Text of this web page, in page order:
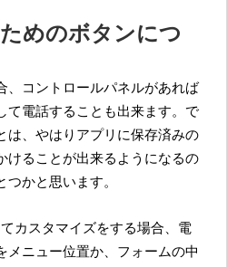
めのボタンにつ
、コントロールパネルがあれば
て電話することも出来ます。で
は、やはりアプリに保存済みの
けることが出来るようになるの
つかと思います。
カスタマイズをする場合、電
メニュー位置か、フォームの中